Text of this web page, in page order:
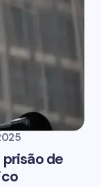
prisão de